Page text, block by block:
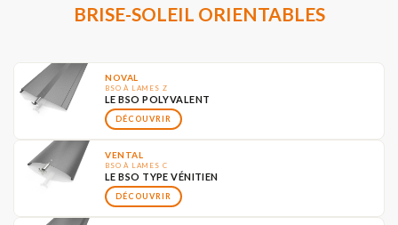
BRISE-SOLEIL ORIENTABLES
NOVAL
BSO À LAMES Z
LE BSO POLYVALENT
DÉCOUVRIR
VENTAL
BSO À LAMES C
LE BSO TYPE VÉNITIEN
DÉCOUVRIR